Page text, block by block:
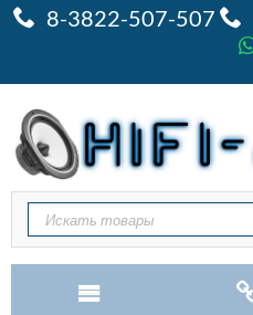
8-3822-507-507